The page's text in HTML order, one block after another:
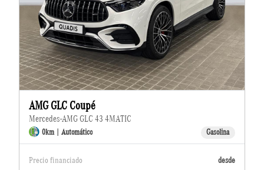
AMG GLC Coupé
Mercedes-AMG GLC 43 4MATIC
0km | Automático Gasolina
Precio financiado desde